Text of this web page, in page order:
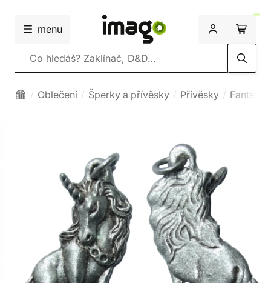
menu
Vyhledávání
Oblečení Šperky a přívěsky Přívěsky Fantasy